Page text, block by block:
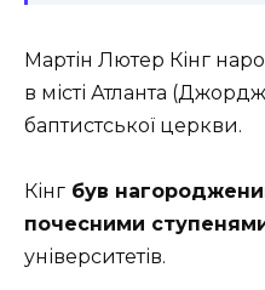
Мартін Лютер Кінг
в місті Атланта
баптистської церкви.
Кінг був
почесними
університетів.